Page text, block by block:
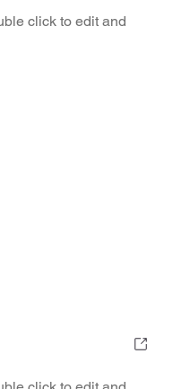
click to edit and